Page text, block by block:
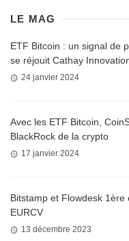
LE MAG
ETF Bitcoin : un signal de
se réjouit Cathay
24 janvier 2024
Avec les ETF Bitcoin,
BlackRock de la crypto
17 janvier 2024
Bitstamp et Flowdesk
EURCV
13 décembre 2023